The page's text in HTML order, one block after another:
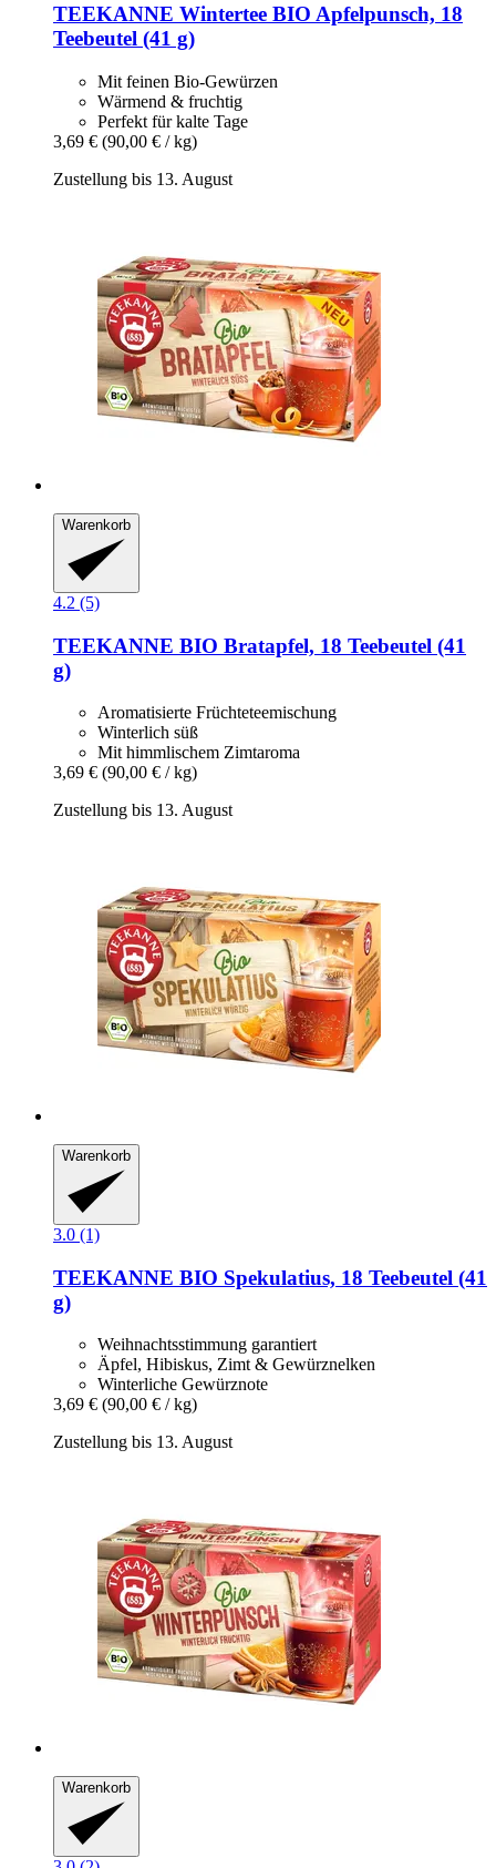
TEEKANNE Wintertee BIO Apfelpunsch, 18
Teebeutel (41 g)
Mit feinen Bio-Gewürzen
Wärmend & fruchtig
Perfekt für kalte Tage
3,69 € (90,00 € / kg)
Zustellung bis 13. August
Warenkorb
4.2 (5)
TEEKANNE BIO Bratapfel, 18 Teebeutel (41
g)
Aromatisierte Früchteteemischung
Winterlich süß
Mit himmlischem Zimtaroma
3,69 € (90,00 € / kg)
Zustellung bis 13. August
Warenkorb
3.0 (1)
TEEKANNE BIO Spekulatius, 18 Teebeutel (41
g)
Weihnachtsstimmung garantiert
Äpfel, Hibiskus, Zimt & Gewürznelken
Winterliche Gewürznote
3,69 € (90,00 € / kg)
Zustellung bis 13. August
Warenkorb